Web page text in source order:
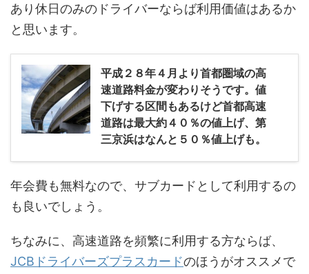
あり休日のみのドライバーならば利用価値はあるか
と思います。
平成２８年４月より首都圏域の高
速道路料金が変わりそうです。値
下げする区間もあるけど首都高速
道路は最大約４０％の値上げ、第
三京浜はなんと５０％値上げも。
年会費も無料なので、サブカードとして利用するの
も良いでしょう。
ちなみに、高速道路を頻繁に利用する方ならば、
JCBドライバーズプラスカードのほうがオススメで